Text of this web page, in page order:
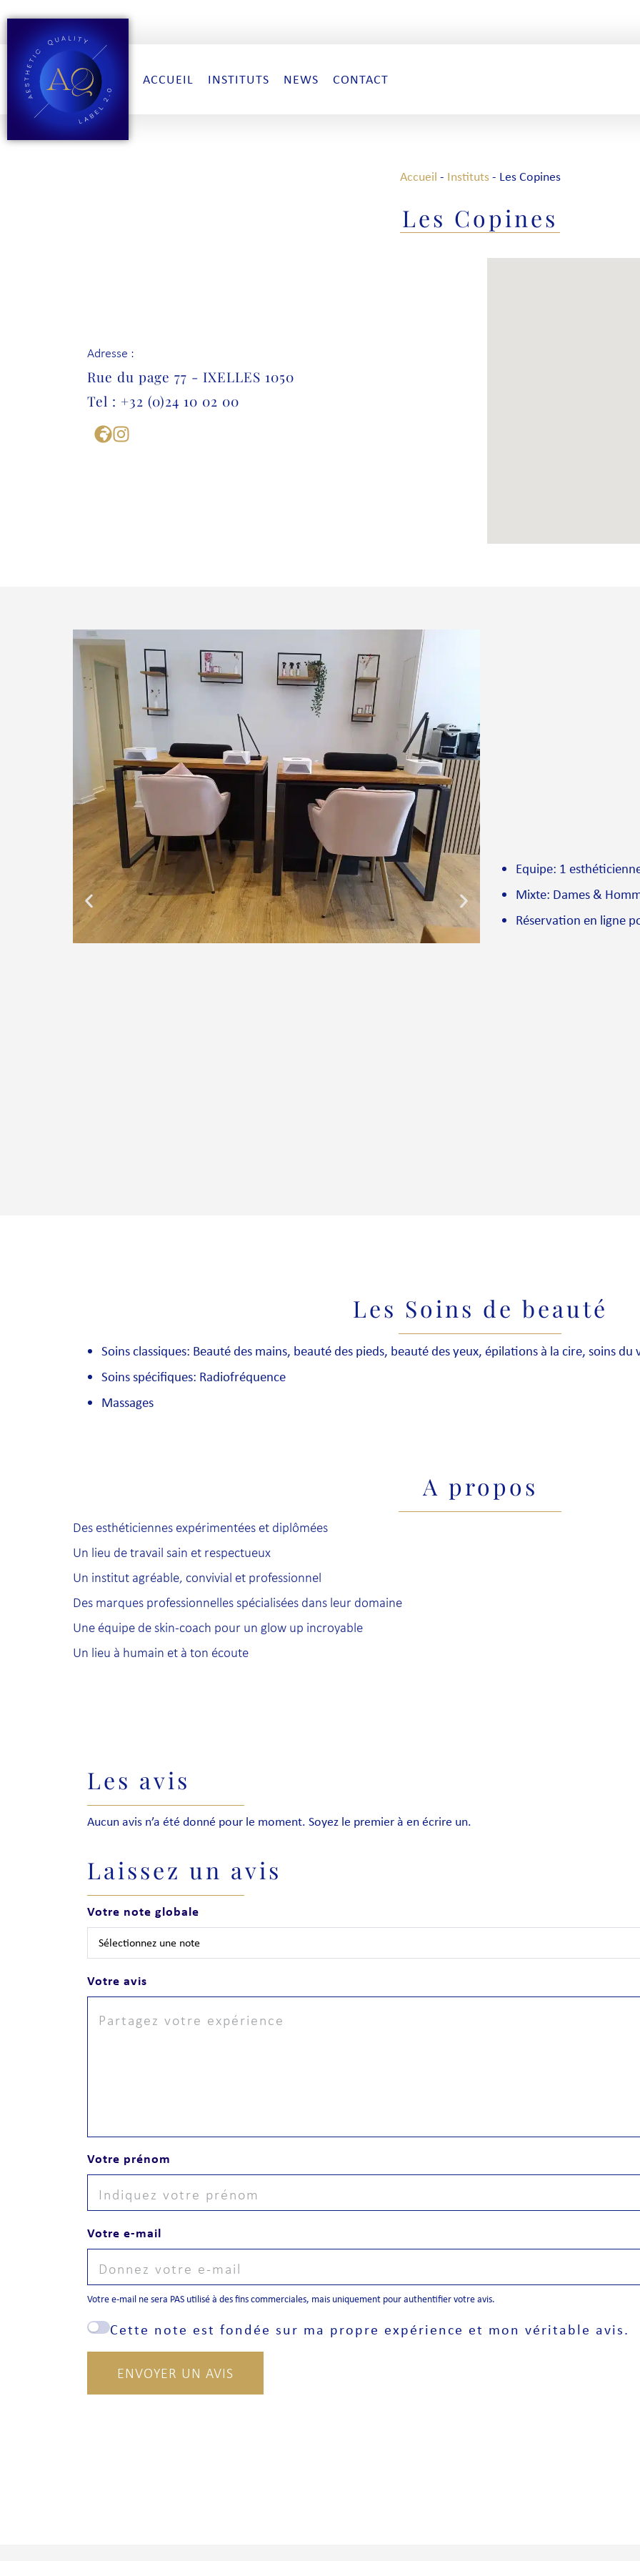
ACCUEIL INSTITUTS NEWS CONTACT
Accueil - Instituts- Les Copines
Les Copines
Adresse :
Rue du page 77 - IXELLES 1050
Tel : +32 (0)24 10 02 00
Equipe: 1
Mixte: Dames &
Réservation en ligne
Les Soins de beauté
Soins classiques: Beauté des mains, beauté des pieds, beauté des yeux, épilations à la cire, soins du
Soins spécifiques: Radiofréquence
Massages
A propos
Des esthéticiennes expérimentées et diplômées
Un lieu de travail sain et respectueux
Un institut agréable, convivial et professionnel
Des marques professionnelles spécialisées dans leur domaine
Une équipe de skin-coach pour un glow up incroyable
Un lieu à humain et à ton écoute
Les avis
Aucun avis n’a été donné pour le moment. Soyez le premier à en écrire un.
Laissez un avis
Votre note globale
Votre avis
Votre prénom
Votre e-mail
Votre e-mail ne sera PAS utilisé à des fins commerciales, mais uniquement pour authentifier votre avis.
Cette note est fondée sur ma propre expérience et mon véritable avis.
ENVOYER UN AVIS